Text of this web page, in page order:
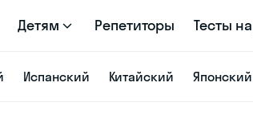
Детям Репетиторы Тесты
Испанский Китайский Японский